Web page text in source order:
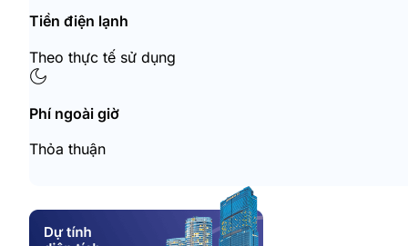
Tiền điện lạnh
Theo thực tế sử dụng
Phí ngoài giờ
Thỏa thuận